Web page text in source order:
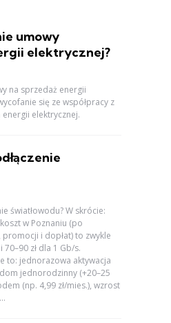
umowy
elektrycznej?
na sprzedaż energii
się ze współpracy z
elektrycznej.
światłowodu? W skrócie:
w Poznaniu (po
i dopłat) to zwykle
70–90 zł dla 1 Gb/s.
to: jednorazowa aktywacja
dom jednorodzinny (+20–25
(np. 4,99 zł/mies.), wzrost